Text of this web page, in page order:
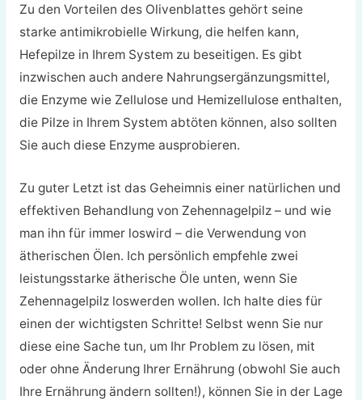
Zu den Vorteilen des Olivenblattes gehört seine
starke antimikrobielle Wirkung, die helfen kann,
Hefepilze in Ihrem System zu beseitigen. Es gibt
inzwischen auch andere Nahrungsergänzungsmittel,
die Enzyme wie Zellulose und Hemizellulose enthalten,
die Pilze in Ihrem System abtöten können, also sollten
Sie auch diese Enzyme ausprobieren.
Zu guter Letzt ist das Geheimnis einer natürlichen und
effektiven Behandlung von Zehennagelpilz – und wie
man ihn für immer loswird – die Verwendung von
ätherischen Ölen. Ich persönlich empfehle zwei
leistungsstarke ätherische Öle unten, wenn Sie
Zehennagelpilz loswerden wollen. Ich halte dies für
einen der wichtigsten Schritte! Selbst wenn Sie nur
diese eine Sache tun, um Ihr Problem zu lösen, mit
oder ohne Änderung Ihrer Ernährung (obwohl Sie auch
Ihre Ernährung ändern sollten!), können Sie in der Lage